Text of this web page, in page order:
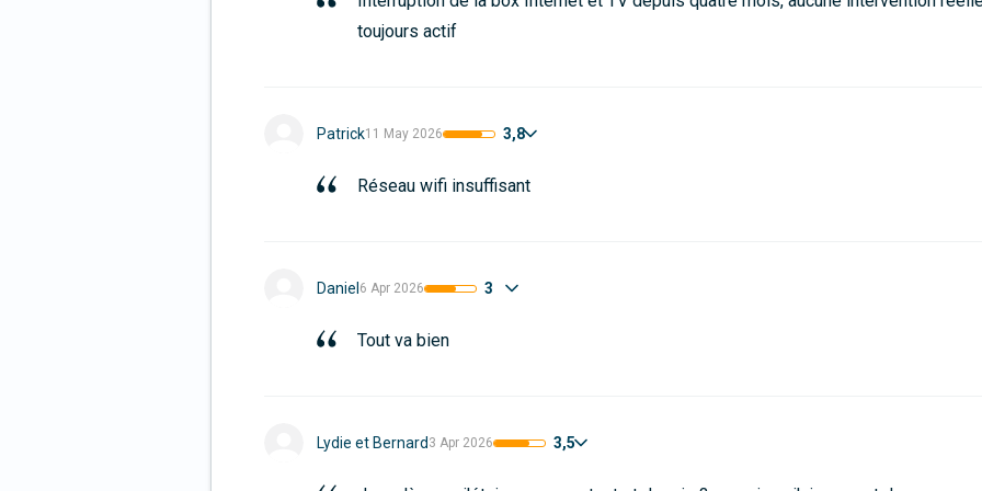
toujours actif
Patrick11 May 2026 3,8
Réseau wifi insuffisant
Daniel 6 Apr 2026 3
Tout va bien
Lydie et Bernard 3 Apr 2026 3,5